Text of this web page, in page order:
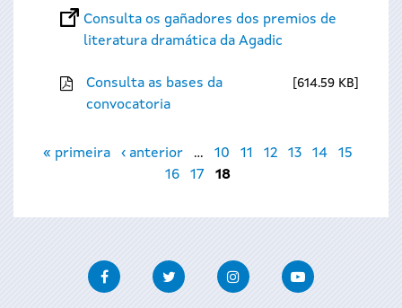
Consulta os gañadores dos premios de
literatura dramática da Agadic
Consulta as bases da
convocatoria
614.59 KB
Páxinas
« primeira ‹ anterior … 10 11 12 13 14
15
16
17 18
FacebookTwitter InstagramYoutube